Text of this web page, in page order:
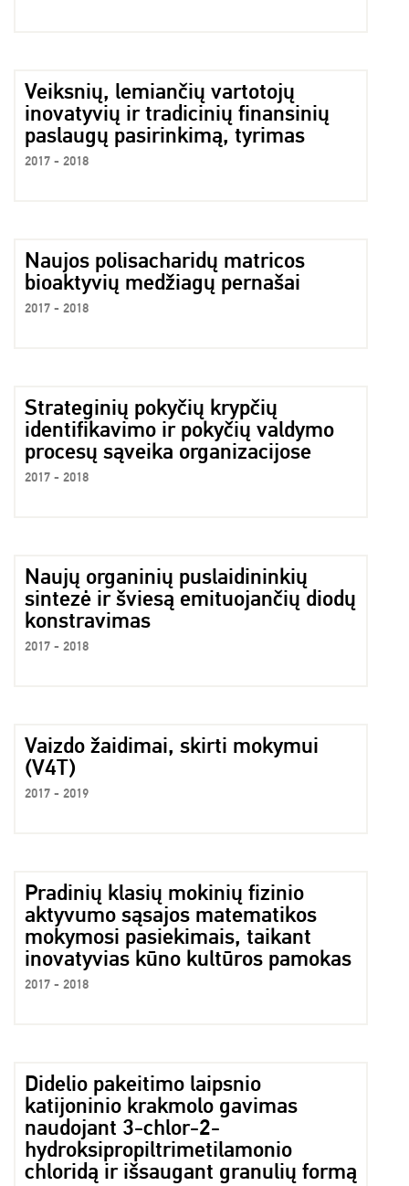
Veiksnių, lemiančių vartotojų
inovatyvių ir tradicinių finansinių
paslaugų pasirinkimą, tyrimas
2017 - 2018
Naujos polisacharidų matricos
bioaktyvių medžiagų pernašai
2017 - 2018
Strateginių pokyčių krypčių
identifikavimo ir pokyčių valdymo
procesų sąveika organizacijose
2017 - 2018
Naujų organinių puslaidininkių
sintezė ir šviesą emituojančių diodų
konstravimas
2017 - 2018
Vaizdo žaidimai, skirti mokymui
(V4T)
2017 - 2019
Pradinių klasių mokinių fizinio
aktyvumo sąsajos matematikos
mokymosi pasiekimais, taikant
inovatyvias kūno kultūros pamokas
2017 - 2018
Didelio pakeitimo laipsnio
katijoninio krakmolo gavimas
naudojant 3-chlor-2-
hydroksipropiltrimetilamonio
chloridą ir išsaugant granulių formą